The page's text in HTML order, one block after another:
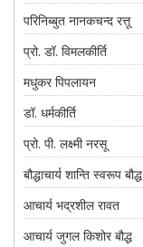
परिनिब्बुत नानकचन्द रत्तू
प्रो. डॉ. विमलकीर्ति
मधुकर पिपलायन
डॉ. धर्मकीर्ति
प्रो. पी. लक्ष्मी नरसू
बौद्धाचार्य शान्ति स्वरूप बौद्ध
आचार्य भद्रशील रावत
आचार्य जुगल किशोर बौद्ध